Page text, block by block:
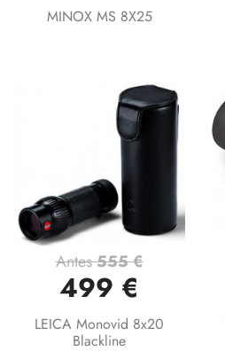
MINOX MS 8X25
Antes555 €
499 €
LEICA Monovid 8x20
Blackline